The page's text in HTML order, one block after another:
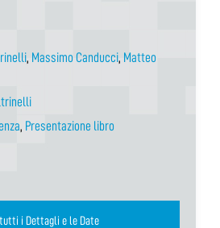
, Massimo Canducci, Matteo
, Presentazione libro
Vedi tutti i Dettagli e le Date